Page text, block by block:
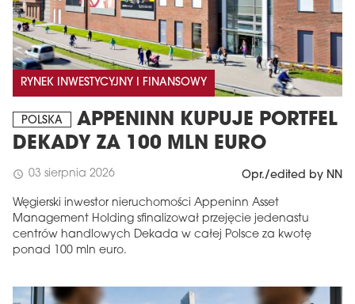
RYNEK INWESTYCYJNY I FINANSOWY
POLSKA
APPENINN KUPUJE PORTFEL
DEKADY ZA 100 MLN EURO
schedule 03 sierpnia 2026 Opr./edited by NN
Węgierski inwestor nieruchomości Appeninn Asset
Management Holding sfinalizował przejęcie jedenastu
centrów handlowych Dekada w całej Polsce za kwotę
ponad 100 mln euro.